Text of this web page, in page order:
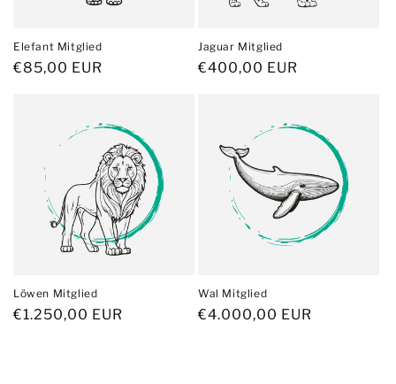
Elefant Mitglied
Normaler
€85,00 EUR
Jaguar Mitglied
Normaler
€400,00 EUR
Löwen Mitglied
Normaler
€1.250,00 EUR
Wal Mitglied
Normaler
€4.000,00 EUR